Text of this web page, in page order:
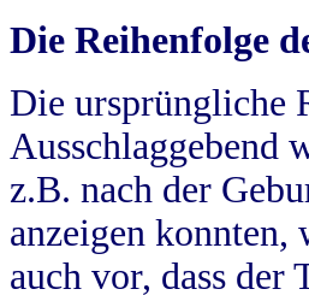
Die Reihenfolge
Die ursprüngliche
Ausschlaggebend
z.B. nach der
anzeigen konnten,
auch vor, dass